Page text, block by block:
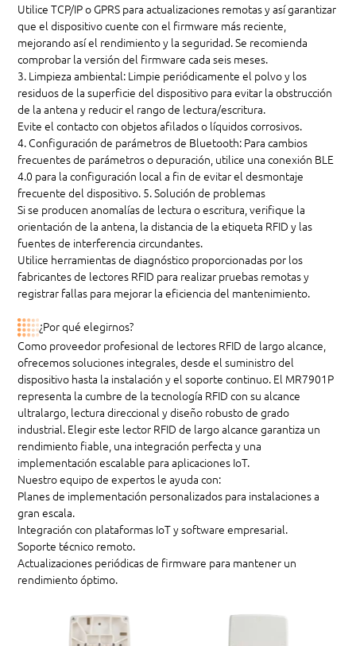
Utilice TCP/IP o GPRS para actualizaciones remotas y así garantizar
que el dispositivo cuente con el firmware más reciente,
mejorando así el rendimiento y la seguridad. Se recomienda
comprobar la versión del firmware cada seis meses.
3. Limpieza ambiental: Limpie periódicamente el polvo y los
residuos de la superficie del dispositivo para evitar la obstrucción
de la antena y reducir el rango de lectura/escritura.
Evite el contacto con objetos afilados o líquidos corrosivos.
4. Configuración de parámetros de Bluetooth: Para cambios
frecuentes de parámetros o depuración, utilice una conexión BLE
4.0 para la configuración local a fin de evitar el desmontaje
frecuente del dispositivo. 5. Solución de problemas
Si se producen anomalías de lectura o escritura, verifique la
orientación de la antena, la distancia de la etiqueta RFID y las
fuentes de interferencia circundantes.
Utilice herramientas de diagnóstico proporcionadas por los
fabricantes de lectores RFID para realizar pruebas remotas y
registrar fallas para mejorar la eficiencia del mantenimiento.
¿Por qué elegirnos?
Como proveedor profesional de lectores RFID de largo alcance,
ofrecemos soluciones integrales, desde el suministro del
dispositivo hasta la instalación y el soporte continuo. El MR7901P
representa la cumbre de la tecnología RFID con su alcance
ultralargo, lectura direccional y diseño robusto de grado
industrial. Elegir este lector RFID de largo alcance garantiza un
rendimiento fiable, una integración perfecta y una
implementación escalable para aplicaciones IoT.
Nuestro equipo de expertos le ayuda con:
Planes de implementación personalizados para instalaciones a
gran escala.
Integración con plataformas IoT y software empresarial.
Soporte técnico remoto.
Actualizaciones periódicas de firmware para mantener un
rendimiento óptimo.